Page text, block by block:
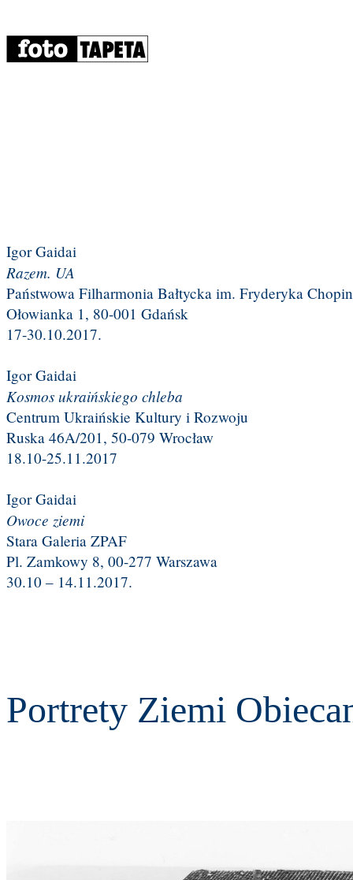
Igor Gaidai
Razem. UA
Państwowa Filharmonia Bałtycka im. Fryderyka
Ołowianka 1, 80-001 Gdańsk
17-30.10.2017.
Igor Gaidai
Kosmos ukraińskiego chleba
Centrum Ukraińskie Kultury i Rozwoju
Ruska 46A/201, 50-079 Wrocław
18.10-25.11.2017
Igor Gaidai
Owoce ziemi
Stara Galeria ZPAF
Pl. Zamkowy 8, 00-277 Warszawa
30.10 – 14.11.2017.
Portrety Ziemi